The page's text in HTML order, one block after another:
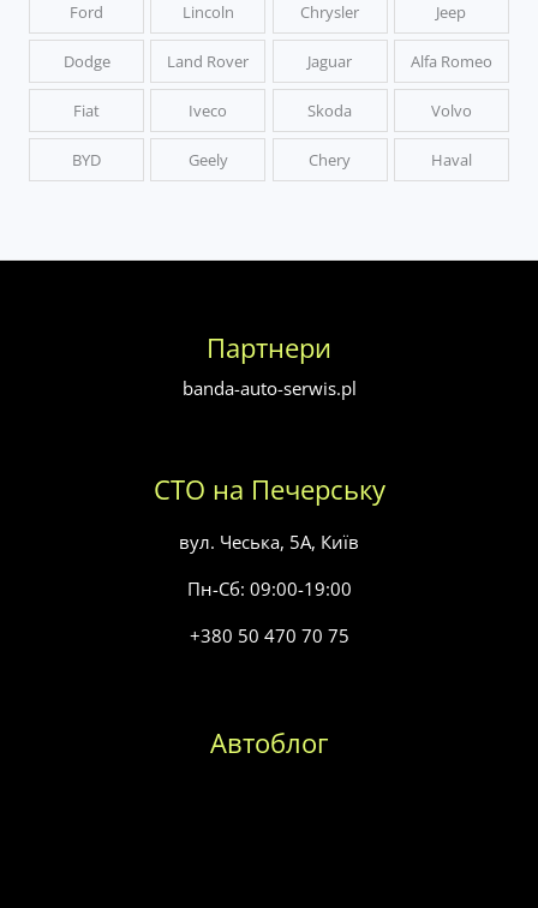
Ford Lincoln Chrysler Jeep
Dodge Land Rover Jaguar Alfa Romeo
Fiat Iveco Skoda Volvo
BYD Geely Chery Haval
Партнери
banda-auto-serwis.pl
СТО на Печерську
вул. Чеська, 5А, Київ
Пн-Сб: 09:00-19:00
+380 50 470 70 75
Автоблог